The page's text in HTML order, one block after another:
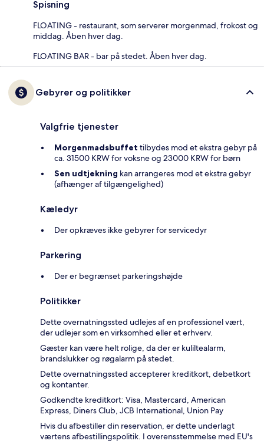
Spisning
FLOATING - restaurant, som serverer morgenmad, frokost og
middag. Åben hver dag.
FLOATING BAR - bar på stedet. Åben hver dag.
Gebyrer og politikker
Valgfrie tjenester
Morgenmadsbuffet tilbydes mod et ekstra gebyr på
ca. 31500 KRW for voksne og 23000 KRW for børn
Sen udtjekning kan arrangeres mod et ekstra gebyr
(afhænger af tilgængelighed)
Kæledyr
Der opkræves ikke gebyrer for servicedyr
Parkering
Der er begrænset parkeringshøjde
Politikker
Dette overnatningssted udlejes af en professionel vært,
der udlejer som en virksomhed eller et erhverv.
Gæster kan være helt rolige, da der er kuliltealarm,
brandslukker og røgalarm på stedet.
Dette overnatningssted accepterer kreditkort, debetkort
og kontanter.
Godkendte kreditkort: Visa, Mastercard, American
Express, Diners Club, JCB International, Union Pay
Hvis du afbestiller din reservation, er dette underlagt
værtens afbestillingspolitik. I overensstemmelse med EU's